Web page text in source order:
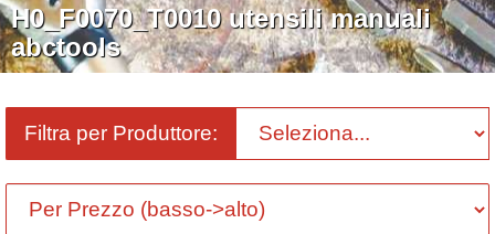
H0_F0070_T0010 utensili manuali
abctools
Filtra per Produttore: